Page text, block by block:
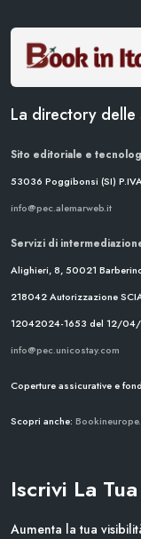
La directory delle
Sito editoriale e
53036 Poggibonsi (SI)
info@pec.alemarweb.it
Servizi di
Alighieri, 8, 50021
218042Autorizzazione
12042024-1653 del 12/
info@pec.unicostay.com
Coperture assicurative e
Scopri anche:
Iscrivi La
Aumenta la tua